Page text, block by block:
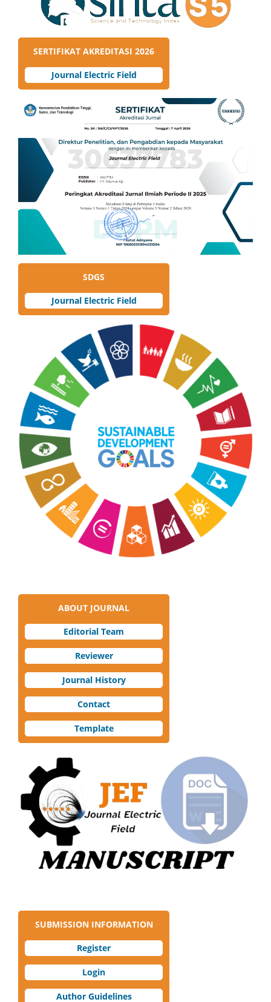
SERTIFIKAT AKREDITASI 2026
Journal Electric Field
SDGS
Journal Electric Field
ABOUT JOURNAL
Editorial Team
Reviewer
Journal History
Contact
Template
SUBMISSION INFORMATION
Register
Login
Author Guidelines